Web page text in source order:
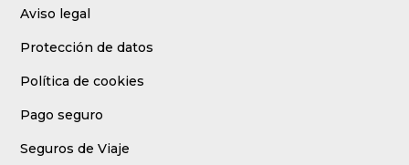
Aviso legal
Protección de datos
Política de cookies
Pago seguro
Seguros de Viaje